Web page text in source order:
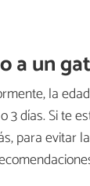
a un
la
días. Si te
para evitar